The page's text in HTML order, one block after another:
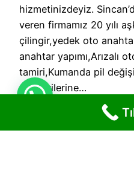
hizmetinizdeyiz.
veren firmamız 20 yılı
çilingir,yedek oto
anahtar yapımı,Arızalı
tamiri,Kumanda pil
müşterilerine…